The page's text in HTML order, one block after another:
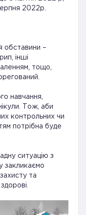
2022р.
обставини –
інші
тощо,
навчання,
Тож, аби
контрольних чи
потрібна буде
ситуацію з
закликаємо
та